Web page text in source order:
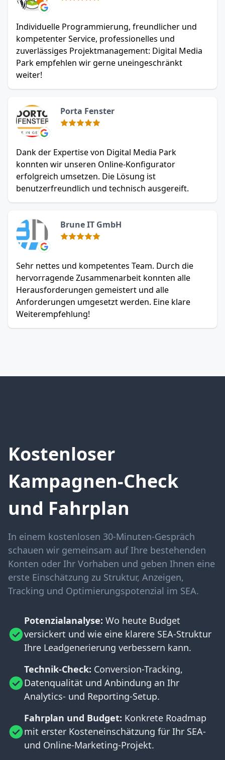
Individuelle Programmierung, freundlicher und
kompetenter Service, professionelles und
zuverlässiges Projektmanagement: Digital Media
Park empfehlen wir gerne uneingeschränkt
weiter!
Porta Fenster
Dank der Expertise von Digital Media Park
konnten wir unseren Online-Konfigurator
erfolgreich umsetzen. Die Lösung ist
benutzerfreundlich und technisch ausgereift.
Brune IT GmbH
Sehr nettes und kompetentes Team. Durch die
hervorragende Zusammenarbeit konnten alle
Herausforderungen gemeistert und alle
Anforderungen umgesetzt werden. Eine klare
Weiterempfehlung!
Kostenloser
Kampagnen-Check
und Fahrplan
In einem kostenlosen 30-Minuten-Gespräch
schauen wir gemeinsam auf Ihre bestehenden
Konten oder Ihr Vorhaben und geben Ihnen eine
erste Einschätzung zu Struktur, Anzeigen,
Tracking und Optimierungspotenzial im SEA.
Potenzialanalyse: Wo heute Budget
versickert und wie eine klarere SEA-Struktur
Ihre Leadgenerierung verbessern kann.
Technik-Check: Conversion-Tracking,
Datenqualität und Anbindung an Ihr
Analytics- und Reporting-Setup.
Fahrplan und Budget: Konkrete Roadmap
mit erster Kosteneinschätzung für Ihr SEA-
und Online-Marketing-Projekt.